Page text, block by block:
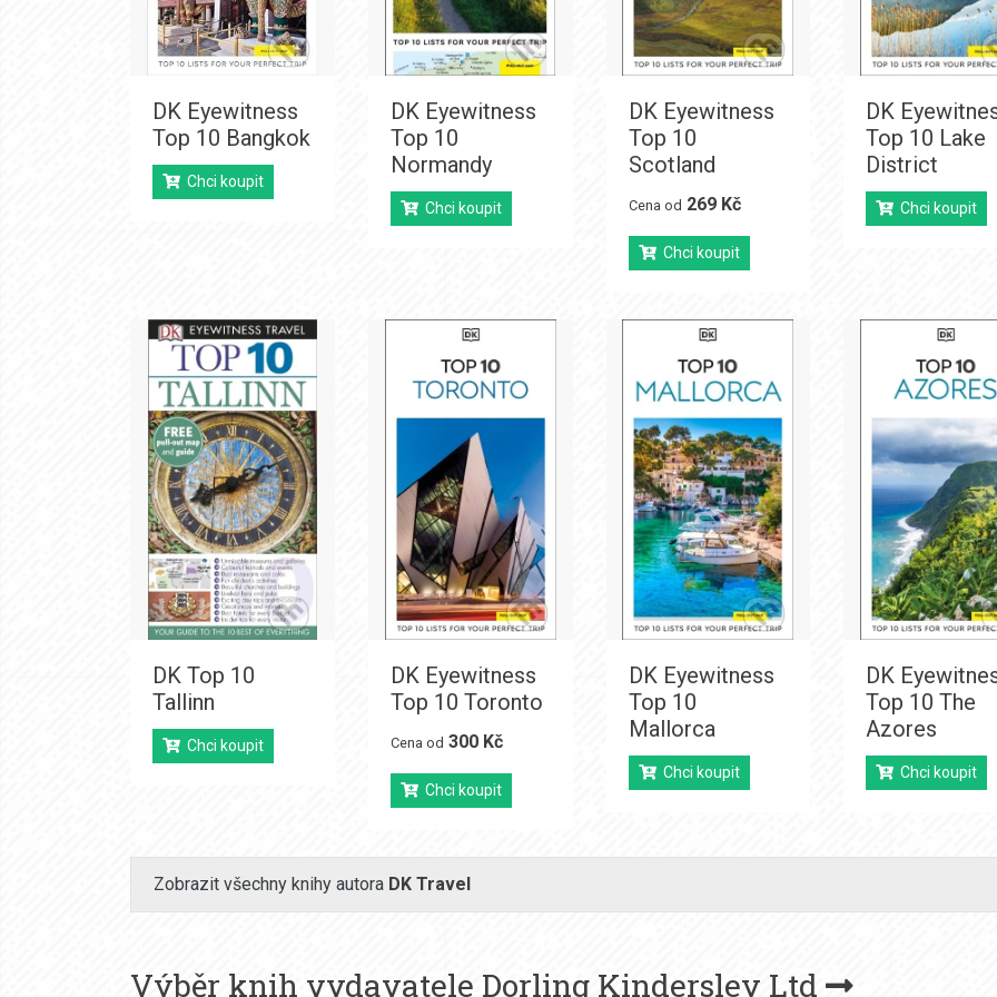
DK Eyewitness
Top 10 Bangkok
Chci koupit
DK Eyewitness
Top 10
Normandy
Chci koupit
DK Eyewitness
Top 10
Scotland
Cena od 269 Kč
Chci koupit
DK
Top 10 Lake
District
Chci koupit
DK Top 10
Tallinn
Chci koupit
DK Eyewitness
Top 10 Toronto
Cena od 300 Kč
Chci koupit
DK Eyewitness
Top 10
Mallorca
Chci koupit
DK
Top 10 The
Azores
Chci koupit
Zobrazit všechny knihy autora DK Travel
Výběr knih vydavatele Dorling Kindersley Ltd